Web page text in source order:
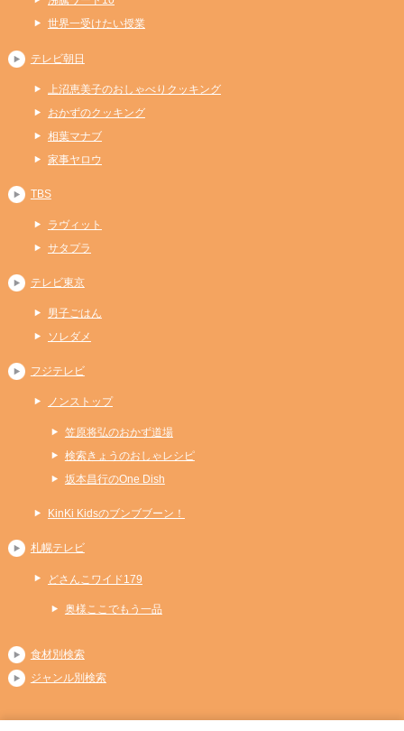
世界一受けたい授業
テレビ朝日
上沼恵美子のおしゃべりクッキング
おかずのクッキング
相葉マナブ
家事ヤロウ
TBS
ラヴィット
サタプラ
テレビ東京
男子ごはん
ソレダメ
フジテレビ
ノンストップ
笠原将弘のおかず道場
検索きょうのおしゃレシピ
坂本昌行のOne Dish
KinKi Kidsのブンブブーン！
札幌テレビ
どさんこワイド179
奥様ここでもう一品
食材別検索
ジャンル別検索